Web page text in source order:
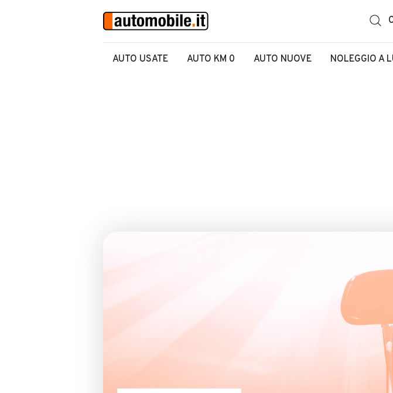
AUTO USATE AUTO KM 0 AUTO NUOVE NOLEGGIO A